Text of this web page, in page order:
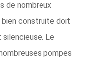
de nombreux
bien construite doit
Le
pompes